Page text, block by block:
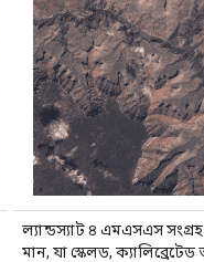
ল্যান্ডস্যাট ৪ এমএসএস
মান, যা স্কেলড, ক্যালিব্রেটেড